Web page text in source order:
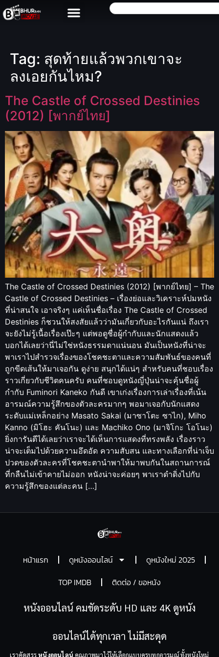
Tag: สุดท้ายแล้วพวกเขาจะ
ลงเอยกันไหม?
The Castle of Crossed Destinies
(2012) [พากย์ไทย]
The Castle of Crossed Destinies (2012) [พากย์ไทย] – The
Castle of Crossed Destinies – เรื่องย่อและวิเคราะห์ปมหนัง
ที่น่าสนใจ เอาจริงๆ แค่เห็นชื่อเรื่อง The Castle of Crossed
Destinies ก็ชวนให้สงสัยแล้วว่ามันเกี่ยวกับอะไรกันแน่ ถึงเรา
จะยังไม่รู้เนื้อเรื่องเป๊ะๆ แต่พอดูชื่อผู้กำกับและนักแสดงแล้ว
บอกได้เลยว่านี่ไม่ใช่หนังธรรมดาแน่นอน มันเป็นหนังที่น่าจะ
พาเราไปสำรวจเรื่องของโชคชะตาและความสัมพันธ์ของคนที่
ถูกขีดเส้นให้มาเจอกัน ดูง่าย สนุกได้แน่ๆ สำหรับคนที่ชอบเรื่อง
ราวเกี่ยวกับชีวิตคนครับ คนที่ชอบดูหนังญี่ปุ่นน่าจะคุ้นชื่อผู้
กำกับ Fuminori Kaneko กันดี เขาเก่งเรื่องการเล่าเรื่องที่เน้น
อารมณ์ความรู้สึกของตัวละครมากๆ พอมาเจอกับนักแสดง
ระดับแม่เหล็กอย่าง Masato Sakai (มาซาโตะ ซาไก), Miho
Kanno (มิโฮะ คันโนะ) และ Machiko Ono (มาจิโกะ โอโนะ)
ยิ่งการันตีได้เลยว่าเราจะได้เห็นการแสดงที่ทรงพลัง เรื่องราว
น่าจะเต็มไปด้วยความอึดอัด ความสับสน และทางเลือกที่น่าเจ็บ
ปวดของตัวละครที่โชคชะตานำพาให้มาพบกันในสถานการณ์
ที่กลืนไม่เข้าคายไม่ออก หนังน่าจะค่อยๆ พาเราดำดิ่งไปกับ
ความรู้สึกของแต่ละคน […]
หน้าแรก ดูหนังออนไลน์
ดูหนังใหม่ 2025
TOP IMDB
ติดต่อ / ขอหนัง
หนังออนไลน์ คมชัดระดับ HD และ 4K ดูหนัง
ออนไลน์ได้ทุกเวลา ไม่มีสะดุด
เราคัดสรรหนังออนไลน์ คุณภาพมาไว้ให้เลือกแบบครบทุกอารมณ์ ทั้งหนังใหม่